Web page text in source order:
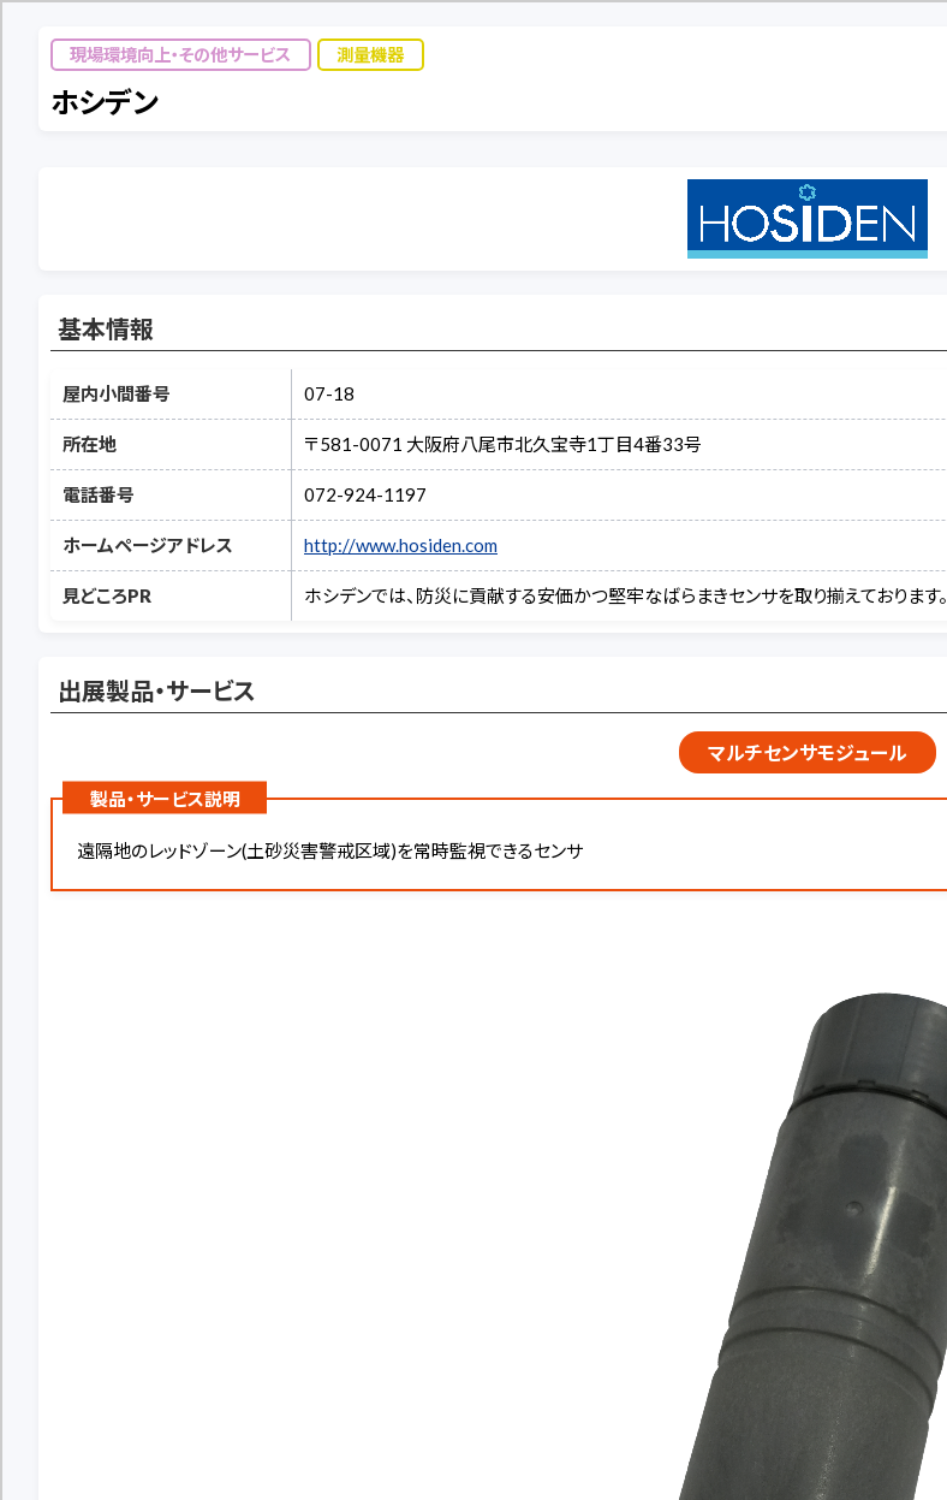
現場環境向上・その他サービス 測量機器
ホシデン
基本情報
屋内小間番号 07-18
所在地 〒581-0071 大阪府八尾市北久宝寺1丁目4番33号
電話番号 072-924-1197
ホームページアドレス http://www.hosiden.com
見どころPR ホシデンでは、防災に貢献する安価かつ堅牢なばらまきセンサを取り揃えております。
出展製品・サービス
マルチセンサモジュール
製品・サービス説明
遠隔地のレッドゾーン(土砂災害警戒区域)を常時監視できるセンサ